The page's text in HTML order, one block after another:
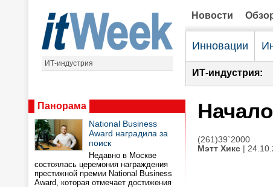
ИТ-индустрия
Новости
Инновации
ИТ-индустрия:
Панорама
National Business
Award наградила за
поиск
Недавно в Москве
состоялась церемония награждения
престижной премии National Business
Award, которая отмечает достижения
(261)39`2000
Мэтт Хикс |